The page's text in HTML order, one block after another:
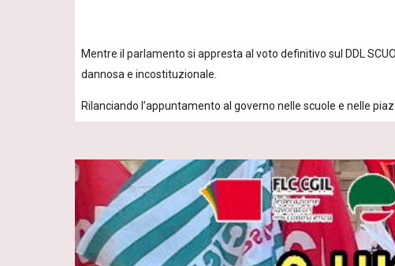
Mentre il parlamento si appresta al voto definitivo sul DDL
dannosa e incostituzionale.
Rilanciando l’appuntamento al governo nelle scuole e nelle